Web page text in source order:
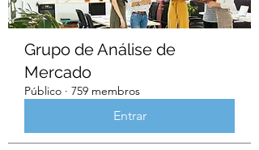
Grupo de Análise de
Mercado
Público · 759 membros
Entrar